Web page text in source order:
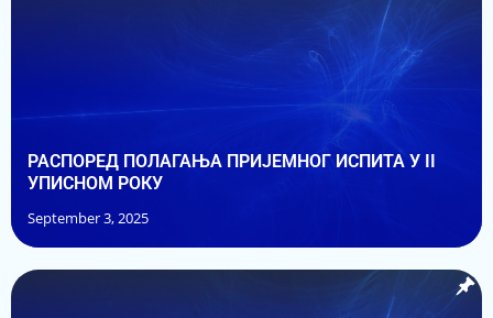
РАСПОРЕД ПОЛАГАЊА ПРИЈЕМНОГ ИСПИТА У II
УПИСНОМ РОКУ
September 3, 2025